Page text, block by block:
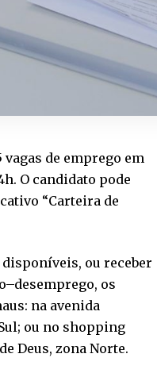
de emprego em
O candidato pode
“Carteira de
ou receber
os
na avenida
ou no shopping
Deus, zona Norte.